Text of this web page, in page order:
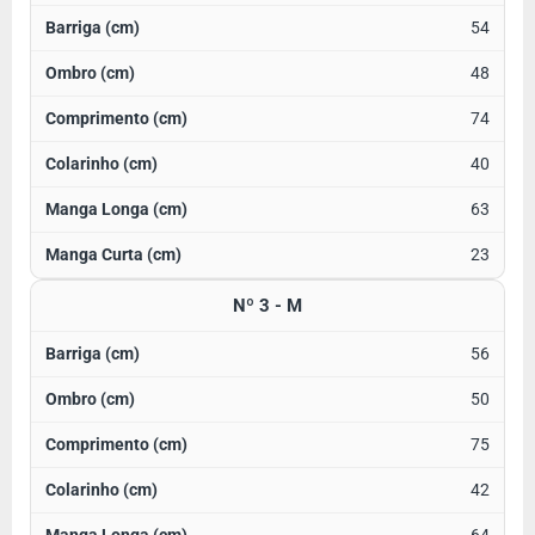
54
48
74
40
63
23
Nº 3 - M
56
50
75
42